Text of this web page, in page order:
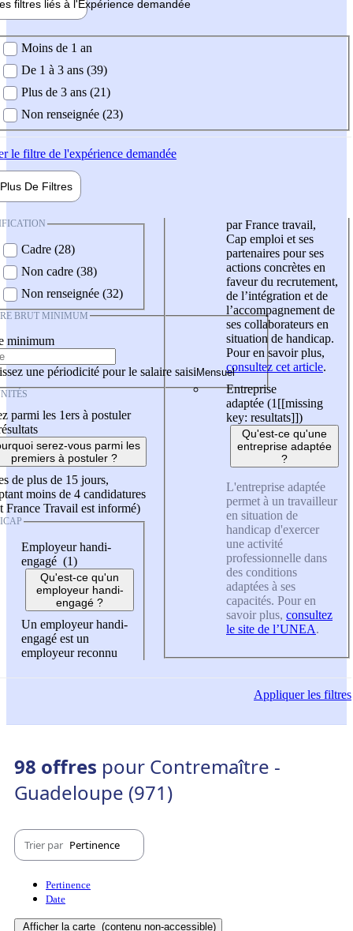
filtres liés à l'Expérience demandée
demandée
Moins de 1 an
De 1 à 3 ans (39)
Plus de 3 ans (21)
Non renseignée (23)
le filtre de l'expérience demandée
Plus De Filtres
Cadre (28)
Non cadre (38)
Non renseignée (32)
BRUT MINIMUM
minimum
une périodicité pour le salaire saisi
parmi les 1ers à postuler
serez-vous parmi les
premiers à postuler ?
de plus de 15 jours,
moins de 4 candidatures
France Travail est informé)
Employeur handi-
engagé (1)
Qu'est-ce qu'un
employeur handi-
engagé ?
Un employeur handi-
engagé est un
employeur reconnu
par France travail,
Cap emploi et ses
partenaires pour ses
actions concrètes en
faveur du recrutement,
de l’intégration et de
l’accompagnement de
ses collaborateurs en
situation de handicap.
Pour en savoir plus,
consultez cet article.
Entreprise
adaptée (1 [[missing
key: resultats]])
Qu'est-ce qu'une
entreprise adaptée
?
L'entreprise adaptée
permet à un travailleur
en situation de
handicap d'exercer
une activité
professionnelle dans
des conditions
adaptées à ses
capacités. Pour en
savoir plus, consultez
le site de l’UNEA.
Appliquerles filtres
98 offres pour Contremaître -
Guadeloupe (971)
Trier par Pertinence
Pertinence
Date
Afficher la carte (contenu non-accessible)